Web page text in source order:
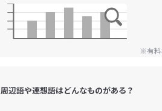
※有料
周辺語や連想語はどんなものがある？